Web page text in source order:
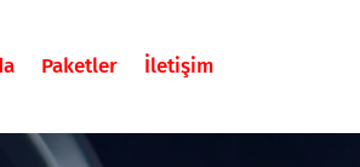
Paketler İletişim